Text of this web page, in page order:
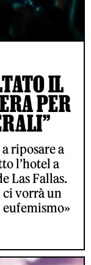
IL
PER
riposare a
l’hotel a
Las Fallas.
vorrà un